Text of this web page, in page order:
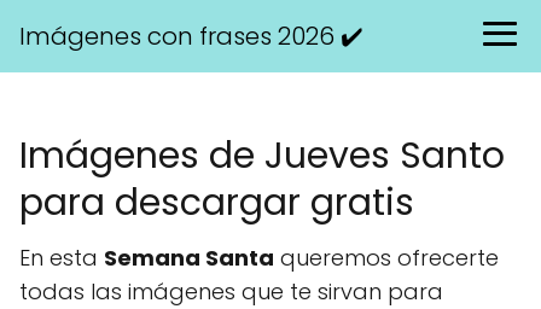
Imágenes con frases 2026 ✔️
Imágenes de Jueves Santo
para descargar gratis
En esta Semana Santa queremos ofrecerte
todas las imágenes que te sirvan para